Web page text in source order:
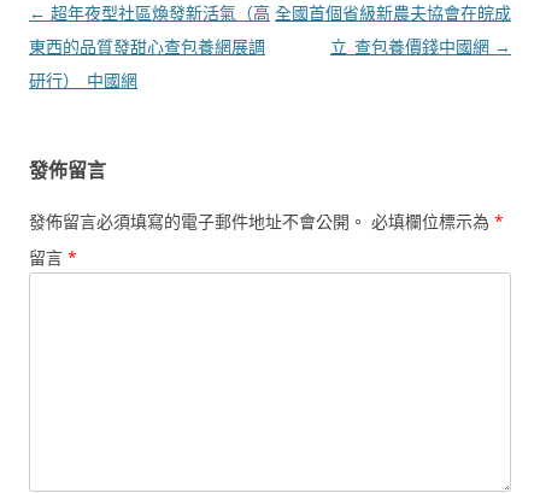
文
章
導
← 超年夜型社區煥發新活氣（高
東西的品質發甜心查包養網展調
研行）_中國網
全國首個省級新農夫協會在皖成
立_查包養價錢中國網 →
發佈留言
發佈留言必須填寫的電子郵件地址不會公開。 必填欄位標示為 *
留言 *